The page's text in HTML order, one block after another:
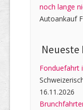
noch lange
Autoankauf
Neueste
Fonduefahrt
16.11.2026